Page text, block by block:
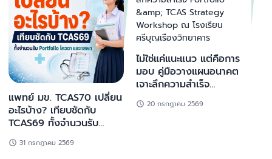
แพทย์ มข. TCAS70 เปลี่ยน
อะไรบ้าง? เทียบชัดกับ
TCAS69 ทั้งจำนวนรับ
Portfolio โควตา และกสพท
31 กรกฏาคม 2569
ไม่ใช่แค่แนะแนว แต่คือการ
มอบ คู่มือวางแผนอนาคต
เจาะลึกความสำเร็จ
Portfolio & TCAS
Strategy Workshop ณ
20 กรกฏาคม 2569